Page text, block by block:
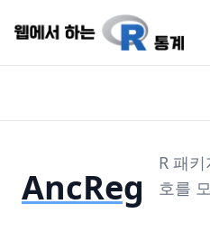
AncReg
R 패
호를